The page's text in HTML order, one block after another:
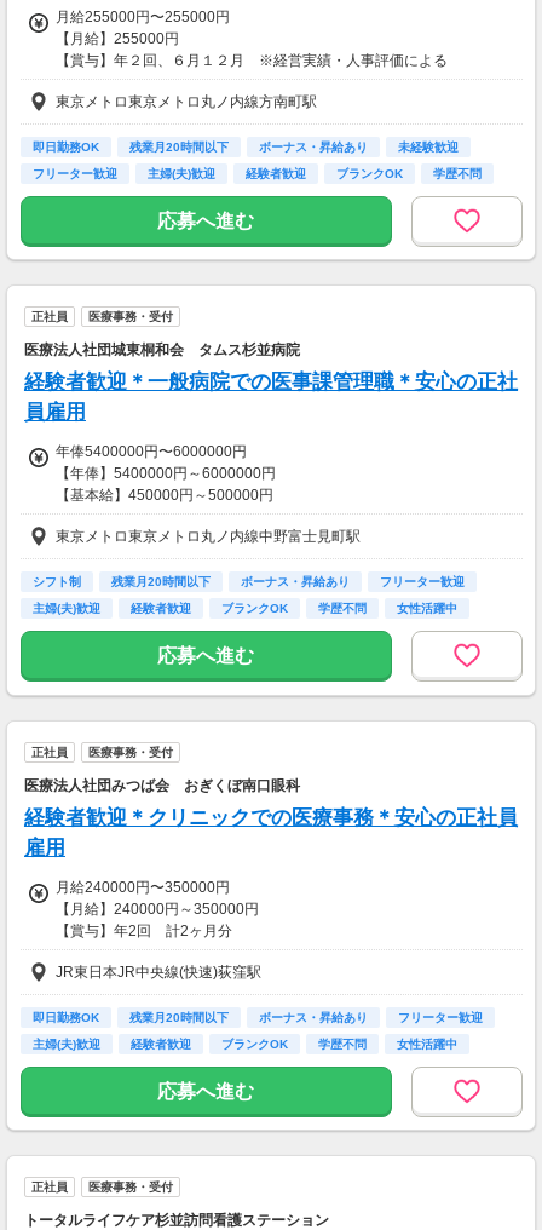
月給255000円〜255000円
【月給】255000円
【賞与】年２回、６月１２月 ※経営実績・人事評価による
【昇給】年1回
【交通費】
一部支給
東京メトロ東京メトロ丸ノ内線方南町駅
即日勤務OK 残業月20時間以下 ボーナス・昇給あり
未経験歓迎
フリーター歓迎
主婦(夫)歓迎 経験者歓迎 ブランクOK 学歴不問
応募へ進む
正社員 医療事務・受付
医療法人社団城東桐和会 タムス杉並病院
経験者歓迎＊一般病院での医事課管理職＊安心の正社
員雇用
年俸5400000円〜6000000円
【年俸】5400000円～6000000円
【基本給】450000円～500000円
【備考】
給与は、経験・スキル・保有資格などによって決定します
一律手当を含む給与総額金額となります
【昇給】年1回 評価・勤務成績による
東京メトロ東京メトロ丸ノ内線中野富士見町駅
シフト制 残業月20時間以下 ボーナス・昇給あり
フリーター歓迎
主婦(夫)歓迎
経験者歓迎 ブランクOK 学歴不問 女性活躍中
応募へ進む
正社員 医療事務・受付
医療法人社団みつば会 おぎくぼ南口眼科
経験者歓迎＊クリニックでの医療事務＊安心の正社員
雇用
月給240000円〜350000円
【月給】240000円～350000円
【賞与】年2回 計2ヶ月分
【昇給】年1回 評価・勤務成績による
【交通費】
全額支給
JR東日本JR中央線(快速)荻窪駅
即日勤務OK 残業月20時間以下 ボーナス・昇給あり
フリーター歓迎
主婦(夫)歓迎
経験者歓迎 ブランクOK 学歴不問 女性活躍中
応募へ進む
正社員 医療事務・受付
トータルライフケア杉並訪問看護ステーション